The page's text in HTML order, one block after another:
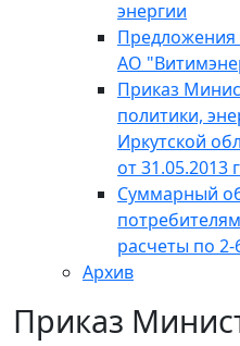
энергии
Предложения
АО
Приказ
политики,
Иркутской
от 31.05.2013
Суммарный
расчеты по
Архив
Приказ